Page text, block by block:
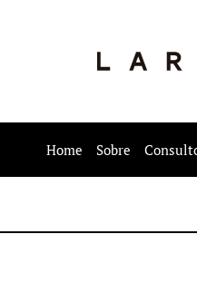
Home Sobre